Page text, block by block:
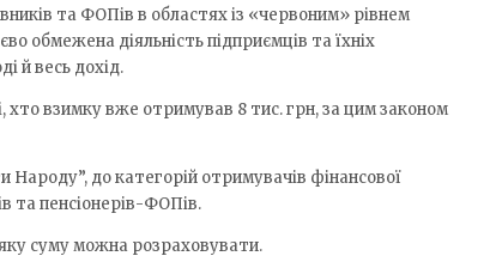
та ФОПів в областях із «червоним» рівнем
обмежена діяльність підприємців та їхніх
й весь дохід.
хто взимку вже отримував 8 тис. грн, за цим законом
Народу”, до категорій отримувачів фінансової
та пенсіонерів-ФОПів.
суму можна розраховувати.